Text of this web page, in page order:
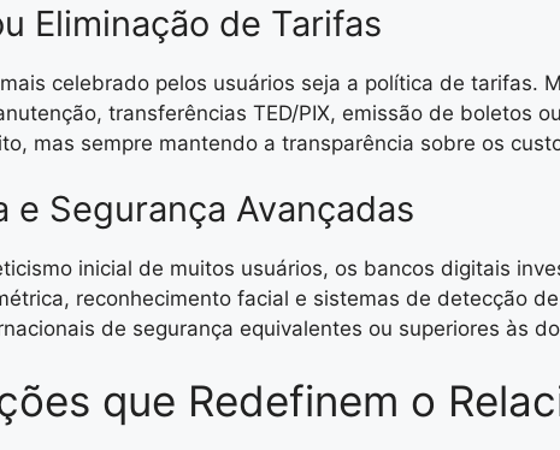
Eliminação de Tarifas
celebrado pelos usuários seja a política de
transferências TED/PIX, emissão de boletos
mas sempre mantendo a transparência sobre os
e Segurança Avançadas
inicial de muitos usuários, os bancos digitais
reconhecimento facial e sistemas de detecção
de segurança equivalentes ou superiores às
que Redefinem o